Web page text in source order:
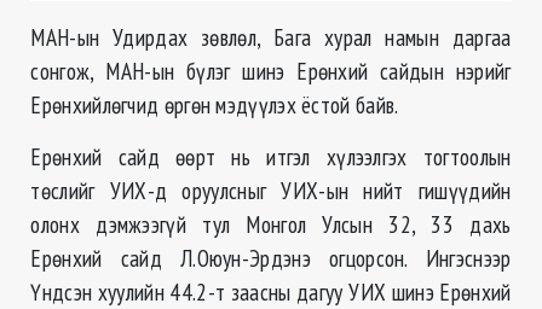
МАН-ын Удирдах зөвлөл, Бага хурал намын даргаа
сонгож, МАН-ын бүлэг шинэ Ерөнхий сайдын нэрийг
Ерөнхийлөгчид өргөн мэдүүлэх ёстой байв.
Ерөнхий сайд өөрт нь итгэл хүлээлгэх тогтоолын
төслийг УИХ-д оруулсныг УИХ-ын нийт гишүүдийн
олонх дэмжээгүй тул Монгол Улсын 32, 33 дахь
Ерөнхий сайд Л.Оюун-Эрдэнэ огцорсон. Ингэснээр
Үндсэн хуулийн 44.2-т заасны дагуу УИХ шинэ Ерөнхий